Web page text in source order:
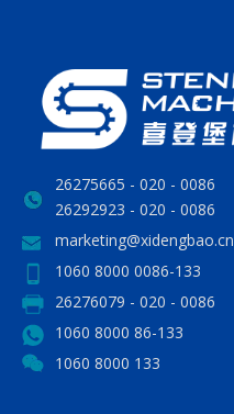
0086 - 020 - 26275665
0086 - 020 - 26292923
marketing@xidengbao.cn
0086-133 8000 1060
0086 - 020 - 26276079
86-133 8000 1060
133 8000 1060